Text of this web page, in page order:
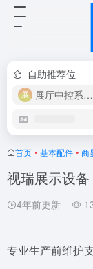
自助推荐位
展厅中控系统OEM
首页 • 基本配件 • 商
视瑞展示设备
4年前更新
专业生产前维护